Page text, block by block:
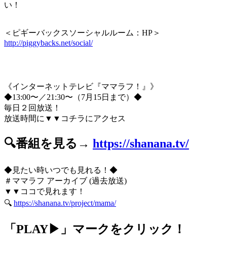
い！
＜ピギーバックスソーシャルルーム：HP＞
http://piggybacks.net/social/
《インターネットテレビ『ママラフ！』》
◆13:00〜／21:30〜（7月15日まで）◆
毎日２回放送！
放送時間に▼▼コチラにアクセス
🔍番組を見る→ https://shanana.tv/
◆見たい時いつでも見れる！◆
＃ママラフ アーカイブ (過去放送)
▼▼ココで見れます！
🔍 https://shanana.tv/project/mama/
「PLAY▶」マークをクリック！